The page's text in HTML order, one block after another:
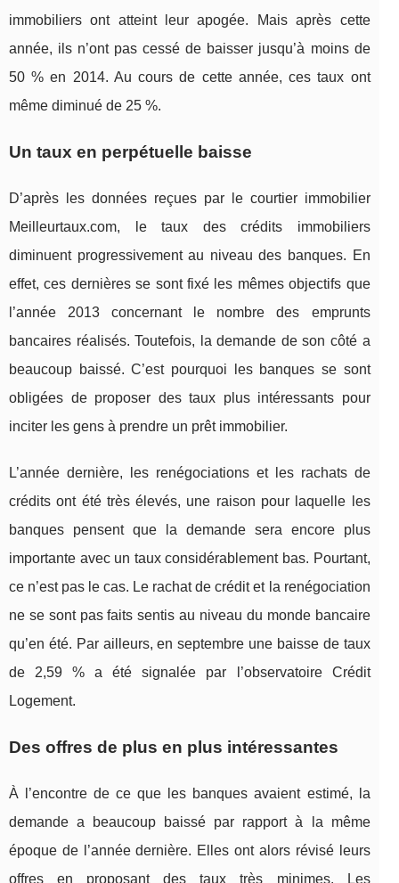
immobiliers ont atteint leur apogée. Mais après cette
année, ils n’ont pas cessé de baisser jusqu’à moins de
50 % en 2014. Au cours de cette année, ces taux ont
même diminué de 25 %.
Un taux en perpétuelle baisse
D’après les données reçues par le courtier immobilier
Meilleurtaux.com, le taux des crédits immobiliers
diminuent progressivement au niveau des banques. En
effet, ces dernières se sont fixé les mêmes objectifs que
l’année 2013 concernant le nombre des emprunts
bancaires réalisés. Toutefois, la demande de son côté a
beaucoup baissé. C’est pourquoi les banques se sont
obligées de proposer des taux plus intéressants pour
inciter les gens à prendre un prêt immobilier.
L’année dernière, les renégociations et les rachats de
crédits ont été très élevés, une raison pour laquelle les
banques pensent que la demande sera encore plus
importante avec un taux considérablement bas. Pourtant,
ce n’est pas le cas. Le rachat de crédit et la renégociation
ne se sont pas faits sentis au niveau du monde bancaire
qu’en été. Par ailleurs, en septembre une baisse de taux
de 2,59 % a été signalée par l’observatoire Crédit
Logement.
Des offres de plus en plus intéressantes
À l’encontre de ce que les banques avaient estimé, la
demande a beaucoup baissé par rapport à la même
époque de l’année dernière. Elles ont alors révisé leurs
offres en proposant des taux très minimes. Les